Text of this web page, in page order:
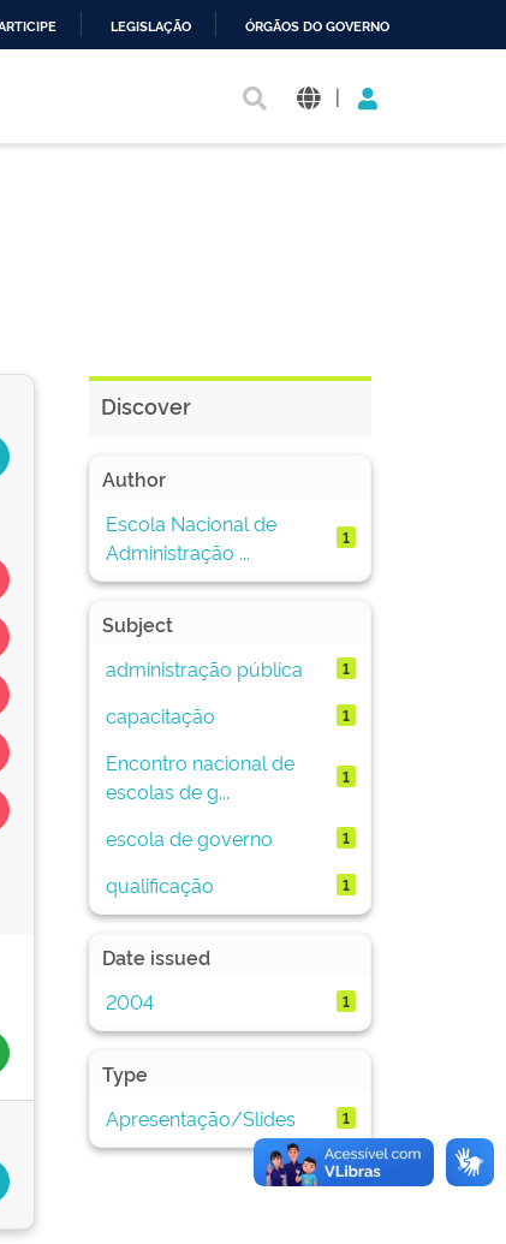
LEGISLAÇÃO ÓRGÃOS DO GOVERNO
|
Discover
Author
Escola Nacional de
Administração ...
1
Subject
administração pública
1
capacitação 1
Encontro nacional de
escolas de g...
1
escola de governo 1
qualificação 1
Date issued
2004
1
Type
Apresentação/Slides
1